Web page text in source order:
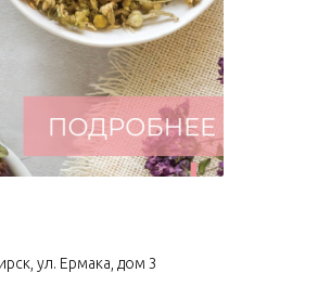
ул. Ермака, дом 3